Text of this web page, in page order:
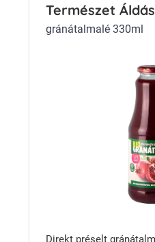
Természet
gránátalmalé 330ml
Direkt préselt